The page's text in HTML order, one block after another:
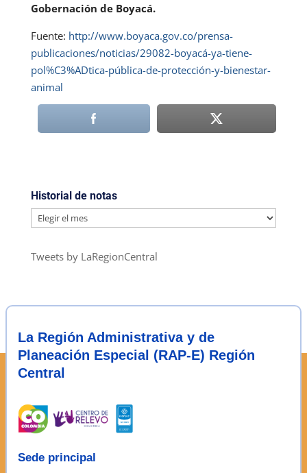
Gobernación de Boyacá.
Fuente: http://www.boyaca.gov.co/prensa-
publicaciones/noticias/29082-boyacá-ya-tiene-
pol%C3%ADtica-pública-de-protección-y-bienestar-
animal
Historial de notas
Historial
notas
Tweets by LaRegionCentral
La Región Administrativa y de
Planeación Especial (RAP-E) Región
Central
Sede principal